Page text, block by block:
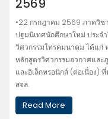
2569
•22 กรกฎาคม 2569 ภาควิช
ปฐมนิเทศนักศึกษาใหม่ ประจ
วิศวกรรมโทรคมนาคม ได้แก่
หลักสูตรวิศวกรรมอวกาศและ
และอิเล็กทรอนิกส์ (ต่อเนื่อง)
สจล.
Read More